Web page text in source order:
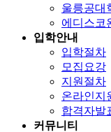
울릉공대
에디스코
입학안내
입학절차
모집요강
지원절차
온라인지
합격자발
커뮤니티